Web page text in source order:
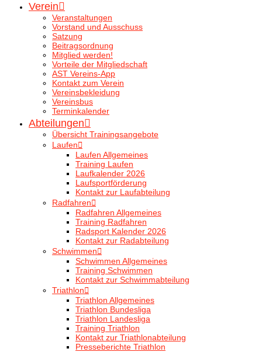
Verein
Veranstaltungen
Vorstand und Ausschuss
Satzung
Beitragsordnung
Mitglied werden!
Vorteile der Mitgliedschaft
AST Vereins-App
Kontakt zum Verein
Vereinsbekleidung
Vereinsbus
Terminkalender
Abteilungen
Übersicht Trainingsangebote
Laufen
Laufen Allgemeines
Training Laufen
Laufkalender 2026
Laufsportförderung
Kontakt zur Laufabteilung
Radfahren
Radfahren Allgemeines
Training Radfahren
Radsport Kalender 2026
Kontakt zur Radabteilung
Schwimmen
Schwimmen Allgemeines
Training Schwimmen
Kontakt zur Schwimmabteilung
Triathlon
Triathlon Allgemeines
Triathlon Bundesliga
Triathlon Landesliga
Training Triathlon
Kontakt zur Triathlonabteilung
Presseberichte Triathlon